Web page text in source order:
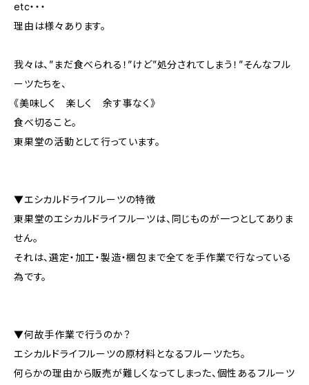
etc・・・
理由は様々あります。
我々は、”まだ食べられる！”けど”処分されてしまう！”そんなフル
ーツたちを、
《美味しく 楽しく 余す事なく》
食べ切ること。
東果堂の活動として行っています。
▼エシカルドライフルーツの特徴
東果堂のエシカルドライフルーツは、同じものが一つとしてありま
せん。
それは、選定・加工・製造・梱包まで全てを手作業で行なっている
為です。
▼何故手作業で行うのか？
エシカルドライフルーツの原材料となるフルーツたち。
何らかの理由から販売が難しくなってしまった、個性あるフルーツ